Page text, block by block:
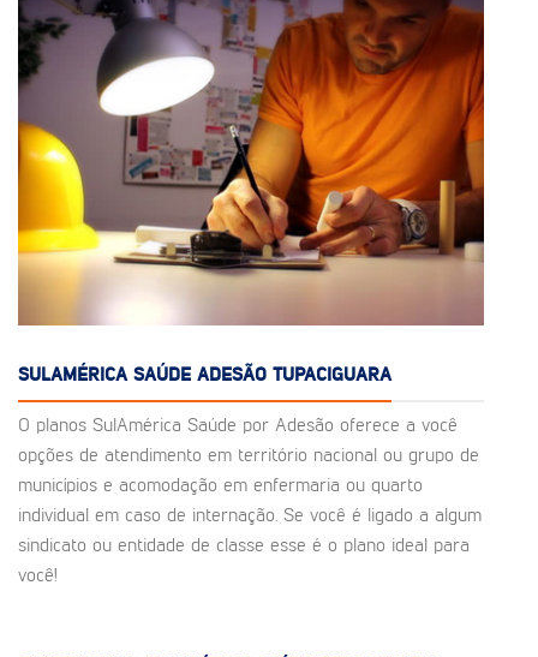
SULAMÉRICA SAÚDE ADESÃO TUPACIGUARA
O planos SulAmérica Saúde por Adesão oferece a você
opções de atendimento em território nacional ou grupo de
municípios e acomodação em enfermaria ou quarto
individual em caso de internação. Se você é ligado a algum
sindicato ou entidade de classe esse é o plano ideal para
você!